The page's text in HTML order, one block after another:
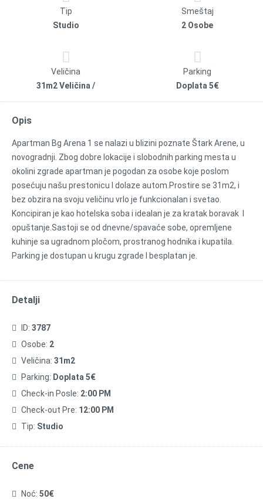
Tip
Studio
Smeštaj
2 Osobe
Veličina
31m2 Veličina /
Parking
Doplata 5€
Opis
Apartman Bg Arena 1 se nalazi u blizini poznate Štark Arene, u
novogradnji. Zbog dobre lokacije i slobodnih parking mesta u
okolini zgrade apartman je pogodan za osobe koje poslom
posećuju našu prestonicu I dolaze autom.Prostire se 31m2, i
bez obzira na svoju veličinu vrlo je funkcionalan i svetao.
Koncipiran je kao hotelska soba i idealan je za kratak boravak I
opuštanje.Sastoji se od dnevne/spavaće sobe, opremljene
kuhinje sa ugradnom pločom, prostranog hodnika i kupatila.
Parking je dostupan u krugu zgrade I besplatan je.
Detalji
ID: 3787
Osobe: 2
Veličina: 31m2
Parking: Doplata 5€
Check-in Posle: 2:00 PM
Check-out Pre: 12:00 PM
Tip: Studio
Cene
Noć: 50€